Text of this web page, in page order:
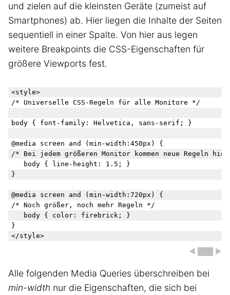
und zielen auf die kleinsten Geräte (zumeist auf
Smartphones) ab. Hier liegen die Inhalte der Seiten
sequentiell in einer Spalte. Von hier aus legen
weitere Breakpoints die CSS-Eigenschaften für
größere Viewports fest.
<style>
/* Universelle CSS-Regeln für alle Monitore */
body { font-family: Helvetica, sans-serif; }
@media screen and (min-width:450px) {
/* Bei jedem größeren Monitor kommen neue Regeln
   body { line-height: 1.5; }
}
@media screen and (min-width:720px) {
/* Noch größer, noch mehr Regeln */
   body { color: firebrick; }
}
◀ ███ ▶
Alle folgenden Media Queries überschreiben bei
min-width nur die Eigenschaften, die sich bei